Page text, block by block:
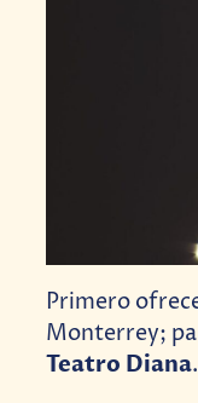
Primero
Monterrey;
Teatro Diana.